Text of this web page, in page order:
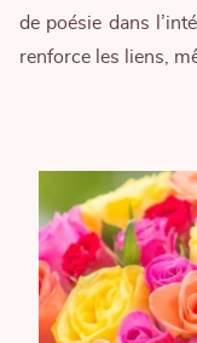
de poésie dans
renforce les liens,